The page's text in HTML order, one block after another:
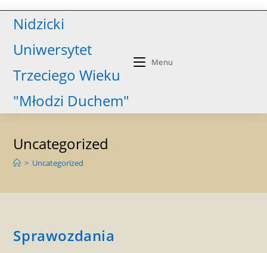
Nidzicki
Uniwersytet
Trzeciego Wieku
"Młodzi Duchem"
Menu
Uncategorized
> Uncategorized
Sprawozdania